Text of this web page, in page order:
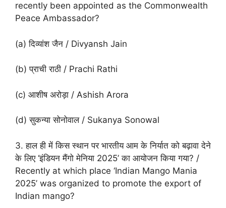
recently been appointed as the Commonwealth
Peace Ambassador?
(a) दिव्यांश जैन / Divyansh Jain
(b) प्राची राठी / Prachi Rathi
(c) आशीष अरोड़ा / Ashish Arora
(d) सुकन्या सोनोवाल / Sukanya Sonowal
3. हाल ही में किस स्थान पर भारतीय आम के निर्यात को बढ़ावा देने
के लिए ‘इंडियन मैंगो मेनिया 2025’ का आयोजन किया गया? /
Recently at which place ‘Indian Mango Mania
2025’ was organized to promote the export of
Indian mango?